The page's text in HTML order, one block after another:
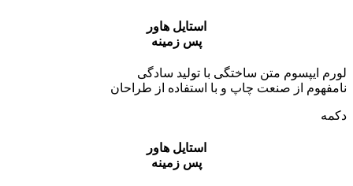
استایل هاور
پس زمینه
لورم ایپسوم متن ساختگی با تولید سادگی
نامفهوم از صنعت چاپ و با استفاده از طراحان
دکمه
استایل هاور
پس زمینه